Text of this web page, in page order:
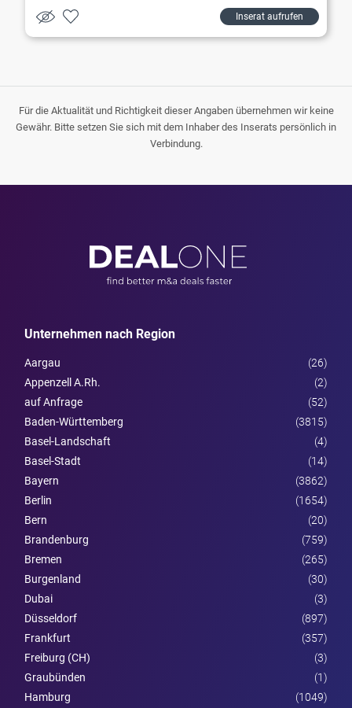
Inserat aufrufen
Für die Aktualität und Richtigkeit dieser Angaben übernehmen wir keine
Gewähr. Bitte setzen Sie sich mit dem Inhaber des Inserats persönlich in
Verbindung.
Unternehmen nach Region
Aargau
(26)
Appenzell A.Rh.
(2)
auf Anfrage
(52)
Baden-Württemberg
(3815)
Basel-Landschaft
(4)
Basel-Stadt
(14)
Bayern
(3862)
Berlin
(1654)
Bern
(20)
Brandenburg
(759)
Bremen
(265)
Burgen­land
(30)
Dubai
(3)
Düsseldorf
(897)
Frankfurt
(357)
Freiburg (CH)
(3)
Graubünden
(1)
Hamburg
(1049)